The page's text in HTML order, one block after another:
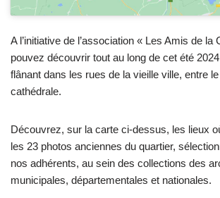
A l’initiative de l’association « Les Amis de la
pouvez découvrir tout au long de cet été
flânant dans les rues de la vieille ville, entre
cathédrale.
Découvrez, sur la carte ci-dessus, les lieux
les 23 photos anciennes du quartier,
nos adhérents, au sein des collections des
municipales, départementales et nationales.